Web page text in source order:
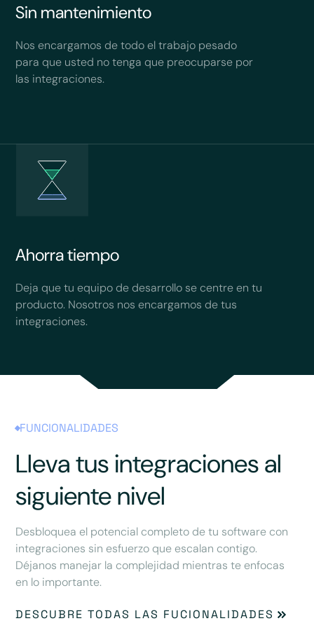
Sin mantenimiento
Nos encargamos de todo el trabajo pesado
para que usted no tenga que preocuparse por
las integraciones.
Ahorra tiempo
Deja que tu equipo de desarrollo se centre en tu
producto. Nosotros nos encargamos de tus
integraciones.
FUNCIONALIDADES
Lleva tus integraciones al
siguiente nivel
Desbloquea el potencial completo de tu software con
integraciones sin esfuerzo que escalan contigo.
Déjanos manejar la complejidad mientras te enfocas
en lo importante.
DESCUBRE TODAS LAS FUCIONALIDADES